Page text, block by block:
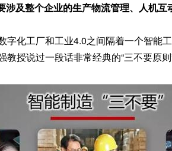
涉及整个企业的生产物流管理、人机
字化工厂和工业4.0之间隔着一个智能
教授说过一段话非常经典的“三不要原则